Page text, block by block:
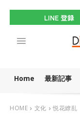
LINE 登録
Home 最新記事
HOME 文化 悦花繚